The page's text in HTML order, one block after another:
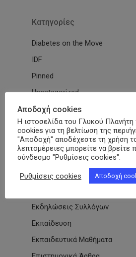
Kατηγορίες
Diabetes on the Move
IDF
Pinned
Uncategorized
Ανακοινώσεις
Βίντεο
Διαβητικό Χωριό
Δράσεις
Εγκύκλιοι
Εκδηλώσεις Συλλόγων
Εκπαίδευση
Εκπαιδευτικά Μαθήματα
Αποδοχή cookies
Η ιστοσελίδα του Γλυκού Πλανήτη
cookies για τη βελτίωση της
"Αποδοχή" αποδέχεστε τη χρήση
λεπτομέρειες μπορείτε να βρείτε
σύνδεσμο "Ρυθμίσεις cookies".
Ρυθμίσεις cookies Αποδοχή